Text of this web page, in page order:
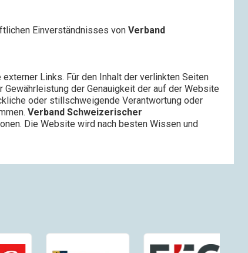
Einverständnisses von Verband
Links. Für den Inhalt der verlinkten Seiten
Gewährleistung der Genauigkeit der auf der Website
oder stillschweigende Verantwortung oder
Verband Schweizerischer
Die Website wird nach besten Wissen und